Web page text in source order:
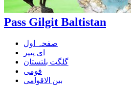
Pass Gilgit Baltistan
صفحہ اول
ای پیپر
گلگت بلتستان
قومی
بین الاقوامی